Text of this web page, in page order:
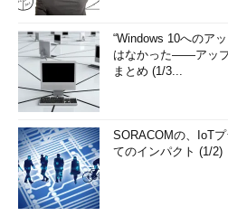
“Windows 10へのア
はなかった――アッ
まとめ (1/3...
SORACOMの、IoT
てのインパクト (1/2)